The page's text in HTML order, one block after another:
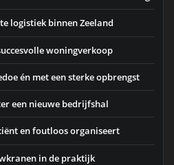
logistiek binnen Zeeland
woningverkoop
én met een sterke opbrengst
een nieuwe bedrijfshal
en foutloos organiseert
in de praktijk